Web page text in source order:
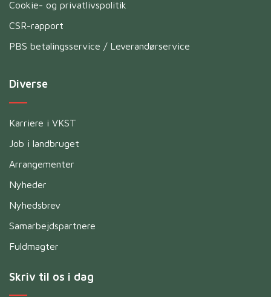
Cookie- og privatlivspolitik
CSR-rapport
PBS betalingsservice / Leverandørservice
Diverse
Karriere i VKST
Job i landbruget
Arrangementer
Nyheder
Nyhedsbrev
Samarbejdspartnere
Fuldmagter
Skriv til os i dag